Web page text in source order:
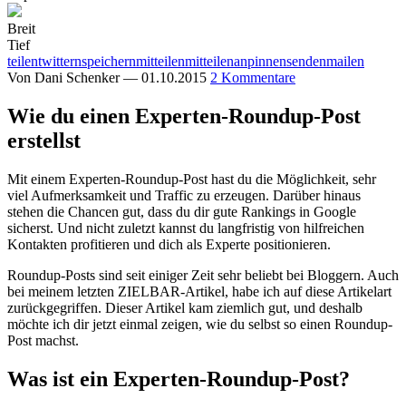
Breit
Tief
teilentwitternspeichernmitteilenmitteilenanpinnensendenmailen
Von Dani Schenker— 01.10.2015 2 Kommentare
Wie du einen Experten-Roundup-Post
erstellst
Mit einem Experten-Roundup-Post hast du die Möglichkeit, sehr
viel Aufmerksamkeit und Traffic zu erzeugen. Darüber hinaus
stehen die Chancen gut, dass du dir gute Rankings in Google
sicherst. Und nicht zuletzt kannst du langfristig von hilfreichen
Kontakten profitieren und dich als Experte positionieren.
Roundup-Posts sind seit einiger Zeit sehr beliebt bei Bloggern. Auch
bei meinem letzten ZIELBAR-Artikel, habe ich auf diese Artikelart
zurückgegriffen. Dieser Artikel kam ziemlich gut, und deshalb
möchte ich dir jetzt einmal zeigen, wie du selbst so einen Roundup-
Post machst.
Was ist ein Experten-Roundup-Post?